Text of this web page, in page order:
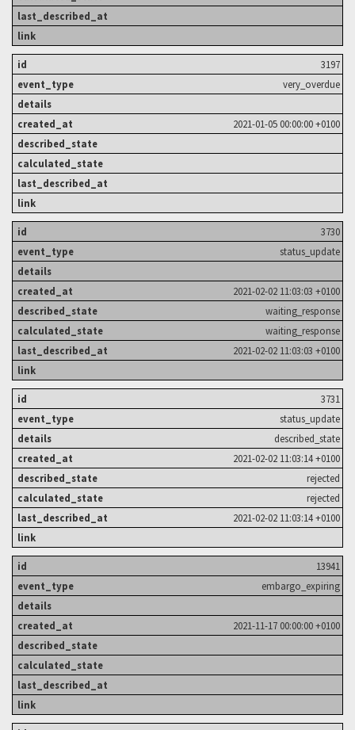
3197
very_overdue
2021-01-05 00:00:00 +0100
3730
status_update
2021-02-02 11:03:03 +0100
waiting_response
waiting_response
2021-02-02 11:03:03 +0100
3731
status_update
described_state
2021-02-02 11:03:14 +0100
rejected
rejected
2021-02-02 11:03:14 +0100
13941
embargo_expiring
2021-11-17 00:00:00 +0100